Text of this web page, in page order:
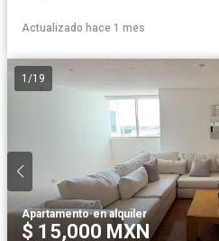
Actualizado hace 1 mes
1 /19
Apartamento·en alquiler
$ 15,000 MXN